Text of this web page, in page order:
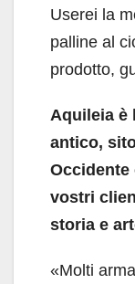
Userei la
palline al
prodotto,
Aquileia è
antico,
Occidente
vostri
storia e
«Molti